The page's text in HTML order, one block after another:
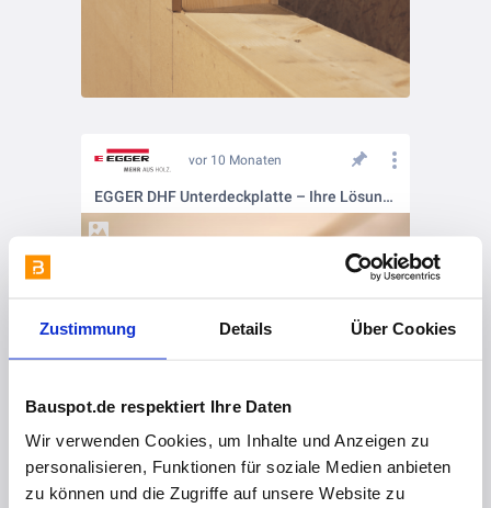
Zustimmung Details Über Cookies
Bauspot.de respektiert Ihre Daten
Wir verwenden Cookies, um Inhalte und Anzeigen zu
personalisieren, Funktionen für soziale Medien anbieten
zu können und die Zugriffe auf unsere Website zu
vor 10 Monaten
EGGER DHF Unterdeckplatte – Ihre Lösung für sicheren Holzbau!
vor 10 Monaten
Die EGGER DHF Unterdeckplatte und ihre Vorteile